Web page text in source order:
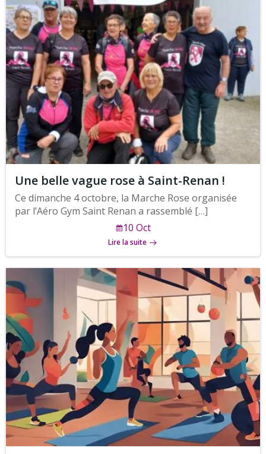
Une belle vague rose à Saint-Renan !
Ce dimanche 4 octobre, la Marche Rose organisée
par l’Aéro Gym Saint Renan a rassemblé […]
10 Oct
Lire la suite